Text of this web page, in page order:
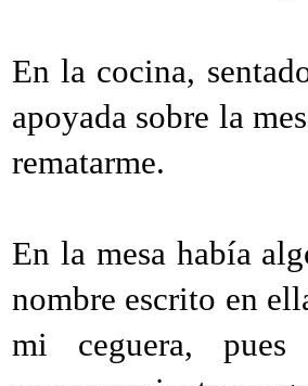
En la cocina,
apoyada sobre la
rematarme.
En la mesa había
nombre escrito en
mi ceguera,